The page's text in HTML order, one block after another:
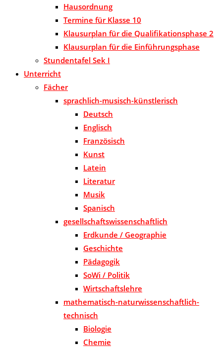
Hausordnung
Termine für Klasse 10
Klausurplan für die Qualifikationsphase 2
Klausurplan für die Einführungsphase
Stundentafel Sek I
Unterricht
Fächer
sprachlich-musisch-künstlerisch
Deutsch
Englisch
Französisch
Kunst
Latein
Literatur
Musik
Spanisch
gesellschaftswissenschaftlich
Erdkunde / Geographie
Geschichte
Pädagogik
SoWi / Politik
Wirtschaftslehre
mathematisch-naturwissenschaftlich-
technisch
Biologie
Chemie